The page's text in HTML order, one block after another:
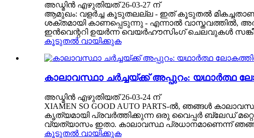
അഡ്മിൻ എഴുതിയത് 26-03-27 ന്
ആമുഖം: വളർച്ച കൂടുതലല്ല - ഇത് കൂടുതൽ മികച്ചതാണ്
ശക്തമായി കാണപ്പെടുന്നു - എന്നാൽ വാസ്തവത്തിൽ,
ഇൻവെന്ററി ഉയർന്ന വെയർഹൗസിംഗ് ചെലവുകൾ
കൂടുതൽ വായിക്കുക
കാലാവസ്ഥാ ചർച്ചയ്ക്ക് അപ്പുറം: യഥാർത്ഥ
അഡ്മിൻ എഴുതിയത് 26-03-24 ന്
XIAMEN SO GOOD AUTO PARTS-ൽ, ഞങ്ങൾ
കൃത്യമായി പ്രവർത്തിക്കുന്ന ഒരു വൈപ്പർ ബ്ലേഡ്
വ്യത്യാസം ഇതാ. കാലാവസ്ഥ പ്രധാനമാണെന്ന്
കൂടുതൽ വായിക്കുക